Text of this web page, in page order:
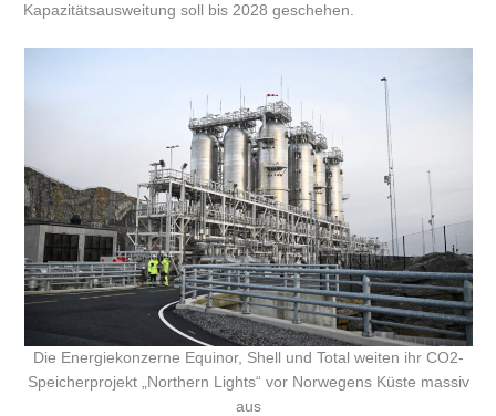
Kapazitätsausweitung soll bis 2028 geschehen.
Die Energiekonzerne Equinor, Shell und Total weiten ihr CO2-
Speicherprojekt „Northern Lights“ vor Norwegens Küste massiv
aus